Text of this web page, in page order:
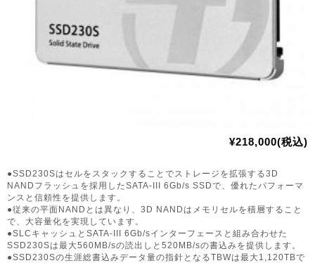
¥218,000(税込)
●SSD230Sはセルをスタックすることでストレージを拡張する3D
NANDフラッシュを採用したSATA-III 6Gb/s SSDで、優れたパフォーマ
ンスと信頼性を提供します。
●従来の平面NANDとは異なり、3D NANDはメモリセルを積層すること
で、大容量化を実現しています。
●SLCキャッシュとSATA-III 6Gb/sインターフェースと組み合わせた
SSD230Sは最大560MB/sの読出しと520MB/sの書込みを提供します。
●SSD230Sの生涯総書込みデータ量の指針となるTBWは最大1,120TBで